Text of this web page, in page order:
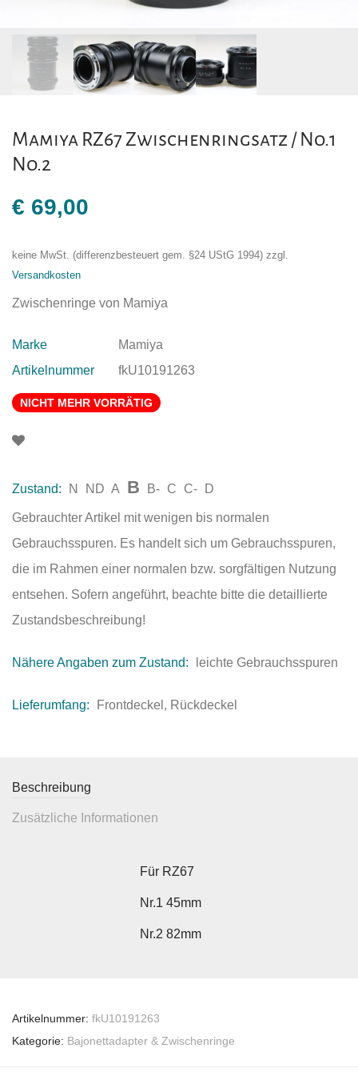
Mamiya RZ67 Zwischenringsatz / No.1
No.2
€ 69,00
keine MwSt. (differenzbesteuert gem. §24 UStG 1994) zzgl.
Versandkosten
Zwischenringe von Mamiya
Marke
Mamiya
Artikelnummer
fkU10191263
NICHT MEHR VORRÄTIG
Zustand: N ND A B B- C C- D
Gebrauchter Artikel mit wenigen bis normalen
Gebrauchsspuren. Es handelt sich um Gebrauchsspuren,
die im Rahmen einer normalen bzw. sorgfältigen Nutzung
entsehen. Sofern angeführt, beachte bitte die detaillierte
Zustandsbeschreibung!
Nähere Angaben zum Zustand: leichte Gebrauchsspuren
Lieferumfang: Frontdeckel, Rückdeckel
Beschreibung
Zusätzliche Informationen
Für RZ67
Nr.1 45mm
Nr.2 82mm
Artikelnummer: fkU10191263
Kategorie: Bajonettadapter & Zwischenringe